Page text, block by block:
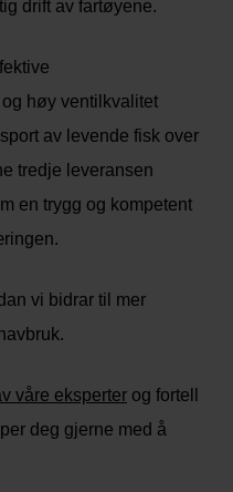
drift av fartøyene.
høy ventilkvalitet
av levende fisk over
tredje leveransen
en trygg og kompetent
vi bidrar til mer
våre eksperter og fortell
deg gjerne med å